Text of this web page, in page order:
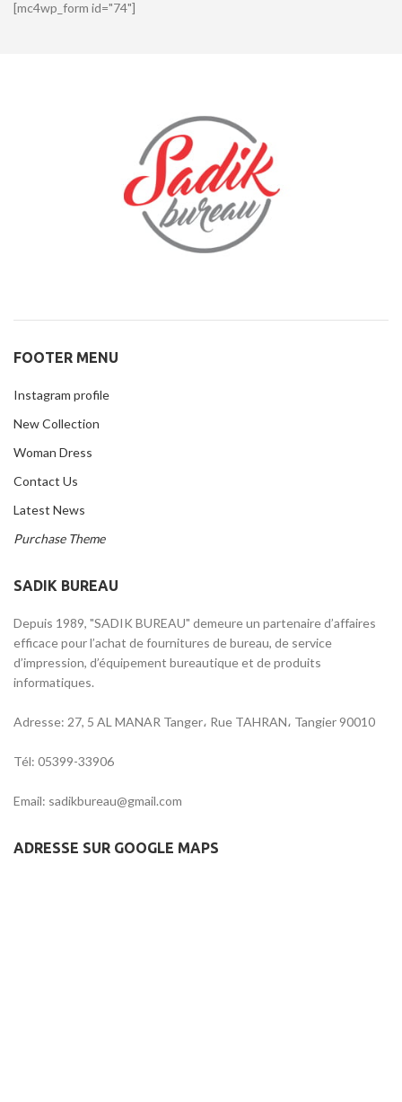
[mc4wp_form id="74"]
FOOTER MENU
Instagram profile
New Collection
Woman Dress
Contact Us
Latest News
Purchase Theme
SADIK BUREAU
Depuis 1989, "SADIK BUREAU" demeure un partenaire d’affaires
efficace pour l’achat de fournitures de bureau, de service
d’impression, d’équipement bureautique et de produits
informatiques.
Adresse: 27, 5 AL MANAR Tanger، Rue TAHRAN، Tangier 90010
Tél: 05399-33906
Email: sadikbureau@gmail.com
ADRESSE SUR GOOGLE MAPS